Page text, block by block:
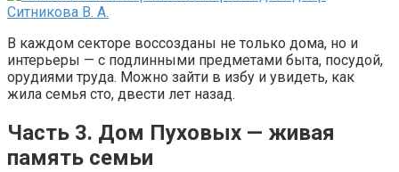
В каждом секторе воссозданы не только дома, но и
интерьеры — с подлинными предметами быта, посудой,
орудиями труда. Можно зайти в избу и увидеть, как
жила семья сто, двести лет назад.
Часть 3. Дом Пуховых — живая
память семьи